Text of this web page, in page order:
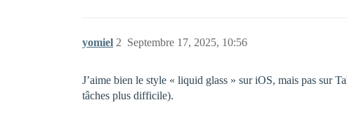
yomiel Septembre 17, 2025, 10:56
2
J’aime bien le style « liquid glass » sur iOS, mais pas sur
tâches plus difficile).